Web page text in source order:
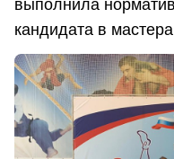
выполнила
кандидата в